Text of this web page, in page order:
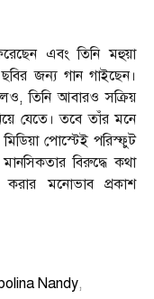
এবং তিনি মহুয়া
জন্য গান গাইছেন।
তিনি আবারও সক্রিয়
যেতে। তবে তাঁর মনে
পোস্টেই পরিস্ফুট
বিরুদ্ধে কথা
মনোভাব প্রকাশ
Nandy,